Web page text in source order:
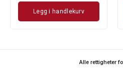
Legg i handlekurv
Alle rettigheter